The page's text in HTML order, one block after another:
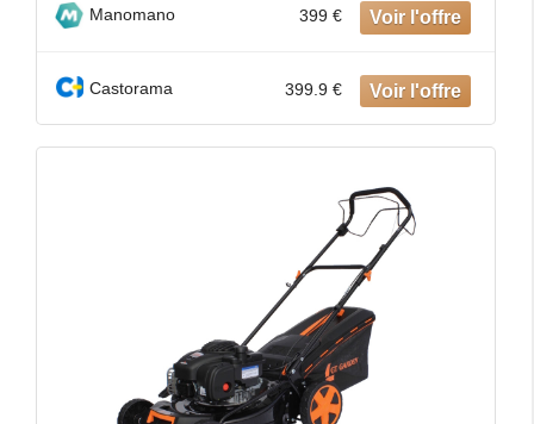
Manomano 399 €
Castorama 399.9 €